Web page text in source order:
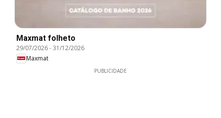
Maxmat folheto
29/07/2026-31/12/2026
Maxmat
PUBLICIDADE